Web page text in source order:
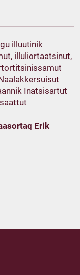
illuutinik
illuliortaatsinut,
Inatsisartut
Erik